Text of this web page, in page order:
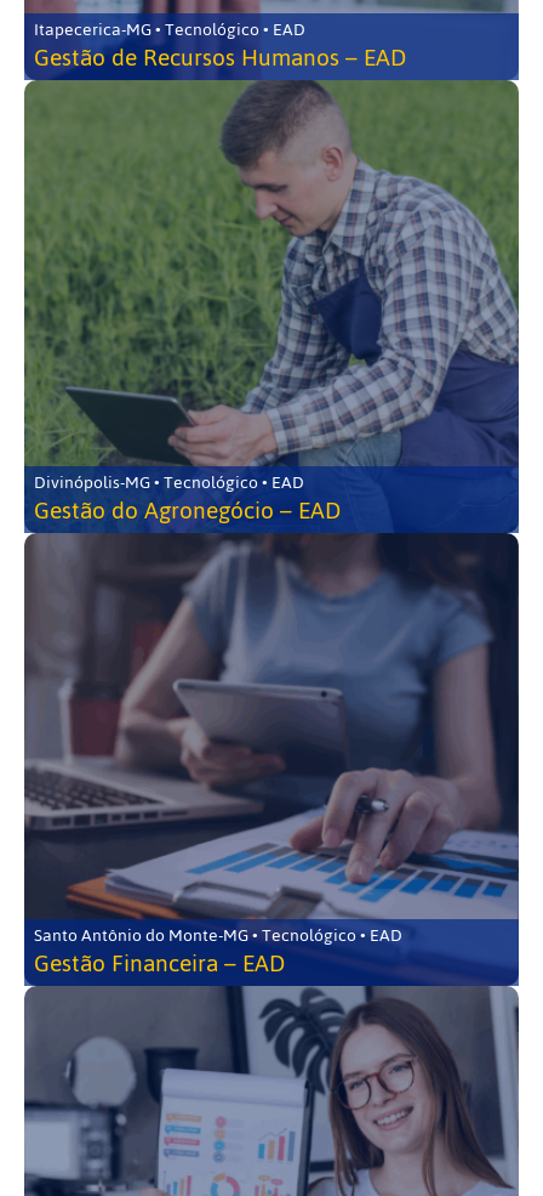
Itapecerica-MG • Tecnológico • EAD
Gestão de Recursos Humanos – EAD
Divinópolis-MG • Tecnológico • EAD
Gestão do Agronegócio – EAD
Santo Antônio do Monte-MG • Tecnológico • EAD
Gestão Financeira – EAD